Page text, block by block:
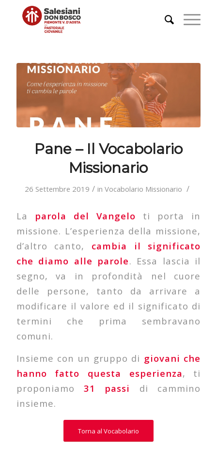
Pane – Il Vocabolario
Missionario
26 Settembre 2019 / inVocabolario Missionario /
La parola del Vangelo ti porta in
missione. L’esperienza della missione,
d’altro canto, cambia il significato
che diamo alle parole. Essa lascia il
segno, va in profondità nel cuore
delle persone, tanto da arrivare a
modificare il valore ed il significato di
termini che prima sembravano
comuni.
Insieme con un gruppo di giovani che
hanno fatto questa esperienza, ti
proponiamo31 passi di cammino
insieme.
Torna al Vocabolario